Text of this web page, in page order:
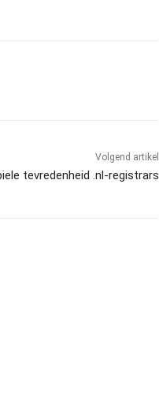
Volgend artikel
tevredenheid .nl-registrars